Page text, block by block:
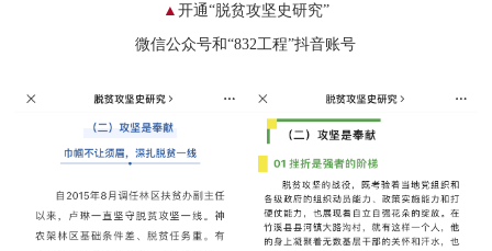
▲ 开通“脱贫攻坚史研究”
微信公众号和“832工程”抖音账号